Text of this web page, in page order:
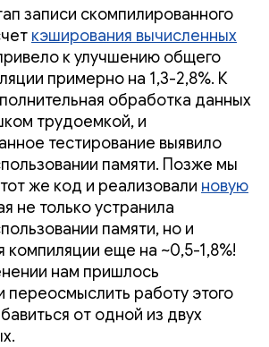
записи скомпилированного
кэширования вычисленных
к улучшению общего
примерно на 1,3-2,8%. К
обработка данных
трудоемкой, и
тестирование выявило
памяти. Позже мы
же код и реализовали новую
не только устранила
памяти, но и
компиляции еще на ~0,5-1,8%!
нам пришлось
переосмыслить работу этого
от одной из двух